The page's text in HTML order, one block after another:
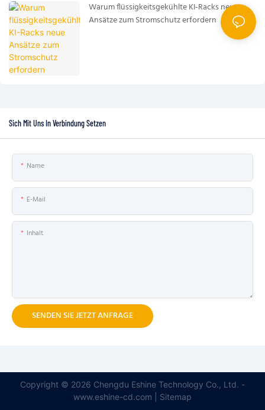
Warum flüssigkeitsgekühlte KI-Racks neue
Ansätze zum Stromschutz erfordern
Sich Mit Uns In Verbindung Setzen
Name
E-Mail
Inhalt
SENDEN SIE JETZT ANFRAGE
Copyright © 2026 Chengdu Eshine Technology Co., Ltd. -
www.eshine-cd.com | Sitemap